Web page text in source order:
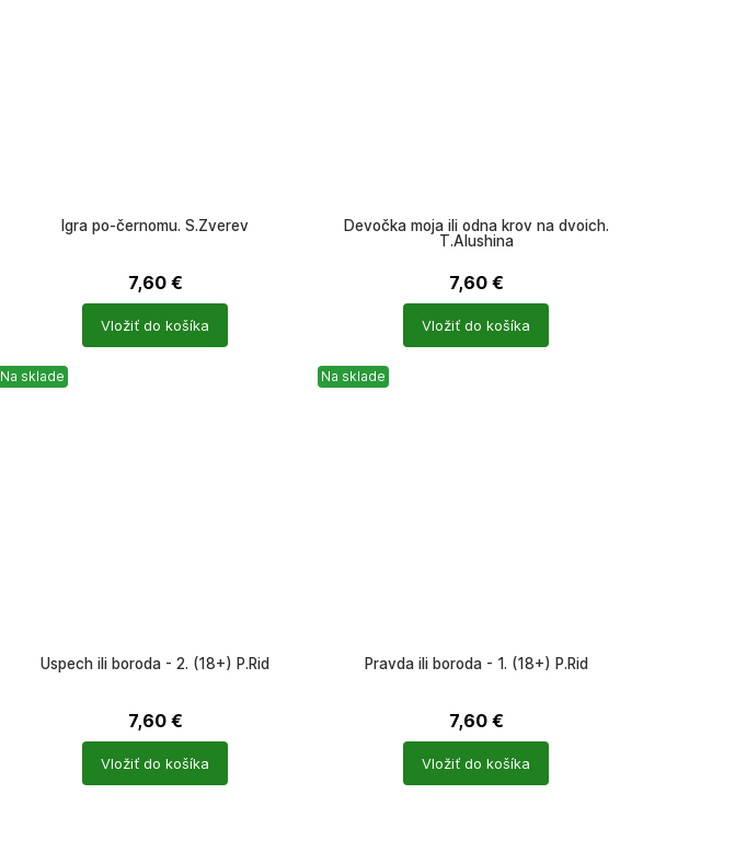
Igra po-černomu. S.Zverev
7,60 €
Vložiť do košíka
Devočka moja ili odna krov na dvoich.
T.Alushina
7,60 €
Vložiť do košíka
Na sklade
Uspech ili boroda - 2. (18+) P.Rid
7,60 €
Vložiť do košíka
Na sklade
Pravda ili boroda - 1. (18+) P.Rid
7,60 €
Vložiť do košíka